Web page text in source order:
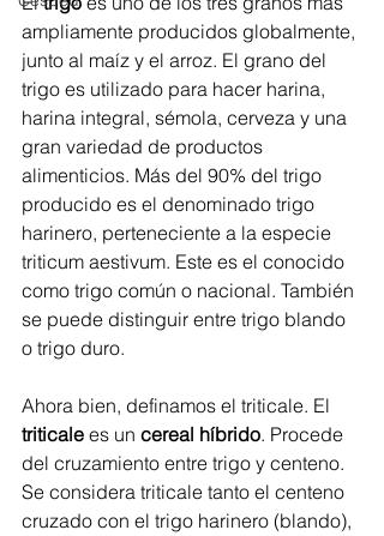
ampliamente producidos globalmente,
junto al maíz y el arroz. El grano del
trigo es utilizado para hacer harina,
harina integral, sémola, cerveza y una
gran variedad de productos
alimenticios.​ Más del 90% del trigo
producido es el denominado trigo
harinero, perteneciente a la especie
triticum aestivum. Este es el conocido
como trigo común o nacional. También
se puede distinguir entre trigo blando
o trigo duro.
Ahora bien, definamos el triticale. El
triticale es un cereal híbrido. Procede
del cruzamiento entre trigo y centeno.
Se considera triticale tanto el centeno
cruzado con el trigo harinero (blando),